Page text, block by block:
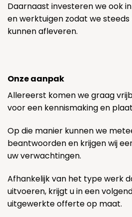
Daarnaast investeren we ook
en werktuigen zodat we
kunnen afleveren.
Onze aanpak
Allereerst komen we graag
voor een kennismaking en
Op die manier kunnen we
beantwoorden en krijgen wij
uw verwachtingen.
Afhankelijk van het type werk
uitvoeren, krijgt u in een
uitgewerkte offerte op maat.